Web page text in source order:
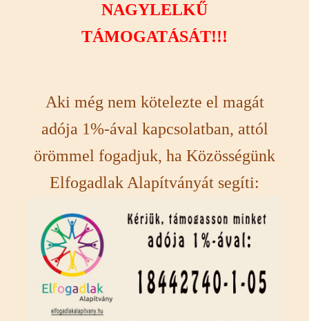
NAGYLELKŰ
TÁMOGATÁSÁT!!!
Aki még nem kötelezte el magát
adója 1%-ával kapcsolatban, attól
örömmel fogadjuk, ha Közösségünk
Elfogadlak Alapítványát segíti: